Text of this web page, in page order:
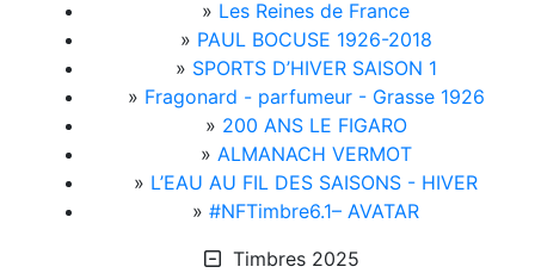
» Les Reines de France
» PAUL BOCUSE 1926-2018
» SPORTS D’HIVER SAISON 1
» Fragonard - parfumeur - Grasse 1926
» 200 ANS LE FIGARO
» ALMANACH VERMOT
» L’EAU AU FIL DES SAISONS - HIVER
» #NFTimbre6.1– AVATAR
Timbres 2025